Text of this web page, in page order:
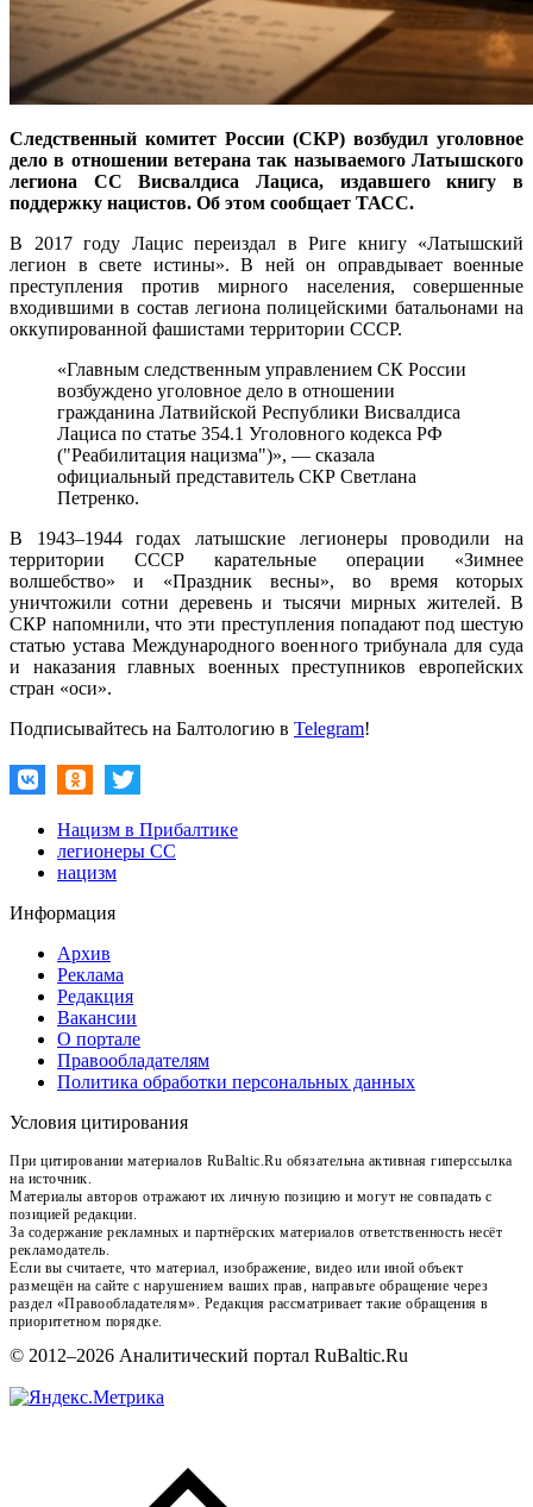
Следственный комитет России (СКР) возбудил уголовное
дело в отношении ветерана так называемого Латышского
легиона СС Висвалдиса Лациса, издавшего книгу в
поддержку нацистов. Об этом сообщает ТАСС.
В 2017 году Лацис переиздал в Риге книгу «Латышский
легион в свете истины». В ней он оправдывает военные
преступления против мирного населения, совершенные
входившими в состав легиона полицейскими батальонами на
оккупированной фашистами территории СССР.
«Главным следственным управлением СК России
возбуждено уголовное дело в отношении
гражданина Латвийской Республики Висвалдиса
Лациса по статье 354.1 Уголовного кодекса РФ
("Реабилитация нацизма")», — сказала
официальный представитель СКР Светлана
Петренко.
В 1943–1944 годах латышские легионеры проводили на
территории СССР карательные операции «Зимнее
волшебство» и «Праздник весны», во время которых
уничтожили сотни деревень и тысячи мирных жителей. В
СКР напомнили, что эти преступления попадают под шестую
статью устава Международного военного трибунала для суда
и наказания главных военных преступников европейских
стран «оси».
Подписывайтесь на Балтологию в Telegram!
Нацизм в Прибалтике
легионеры СС
нацизм
Информация
Архив
Реклама
Редакция
Вакансии
О портале
Правообладателям
Политика обработки персональных данных
Условия цитирования
При цитировании материалов RuBaltic.Ru обязательна активная гиперссылка
на источник.
Материалы авторов отражают их личную позицию и могут не совпадать с
позицией редакции.
За содержание рекламных и партнёрских материалов ответственность несёт
рекламодатель.
Если вы считаете, что материал, изображение, видео или иной объект
размещён на сайте с нарушением ваших прав, направьте обращение через
раздел «Правообладателям». Редакция рассматривает такие обращения в
приоритетном порядке.
© 2012–2026 Аналитический портал RuBaltic.Ru